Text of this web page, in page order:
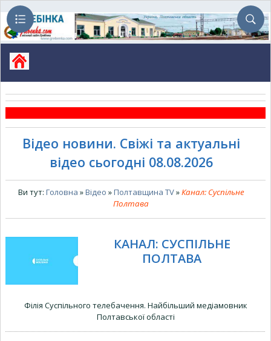
Відео новини. Свіжі та актуальні
відео сьогодні 08.08.2026
Ви тут: Головна »Відео »Полтавщина TV»Канал: Суспільне
Полтава
КАНАЛ: СУСПІЛЬНЕ
ПОЛТАВА
Філія Суспільного телебачення. Найбільший медіамовник
Полтавської області